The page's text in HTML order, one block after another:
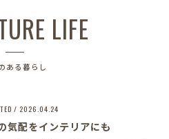
LIFE
ある暮らし
/ 2026.04.24
気配をインテリアにも